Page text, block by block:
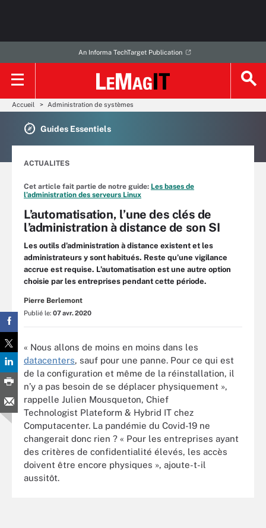
An Informa TechTarget Publication
Accueil Administration de systèmes
Guides Essentiels
ACTUALITES
Cet article fait partie de notre guide: Les bases de
l’administration des serveurs Linux
L’automatisation, l’une des clés de
l’administration à distance de son SI
Les outils d’administration à distance existent et les
administrateurs y sont habitués. Reste qu’une vigilance
accrue est requise. L’automatisation est une autre option
choisie par les entreprises pendant cette période.
Pierre Berlemont
Publié le: 07 avr. 2020
« Nous allons de moins en moins dans les
datacenters, sauf pour une panne. Pour ce qui est
de la configuration et même de la réinstallation, il
n’y a pas besoin de se déplacer physiquement »,
rappelle Julien Mousqueton, Chief
Technologist Plateform & Hybrid IT chez
Computacenter. La pandémie du Covid-19 ne
changerait donc rien ? « Pour les entreprises ayant
des critères de confidentialité élevés, les accès
doivent être encore physiques », ajoute-t-il
aussitôt.